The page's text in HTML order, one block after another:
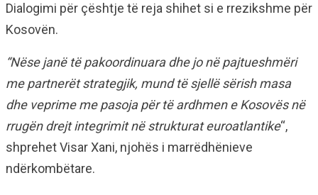
Dialogimi për çështje të reja shihet si e rrezikshme për
Kosovën.
“Nëse janë të pakoordinuara dhe jo në pajtueshmëri
me partnerët strategjik, mund të sjellë sërish masa
dhe veprime me pasoja për të ardhmen e Kosovës në
rrugën drejt integrimit në strukturat euroatlantike“,
shprehet Visar Xani, njohës i marrëdhënieve
ndërkombëtare.